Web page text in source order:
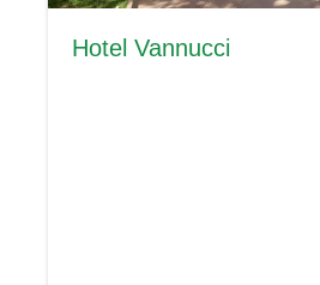
Hotel Vannucci